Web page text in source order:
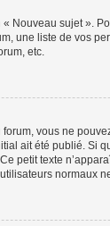
Nouveau sujet ».
une liste de vos
etc.
vous ne
ait été publié. Si
petit texte
normaux